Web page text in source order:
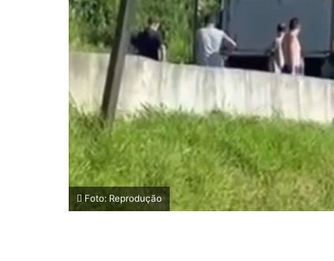
Foto: Reprodução